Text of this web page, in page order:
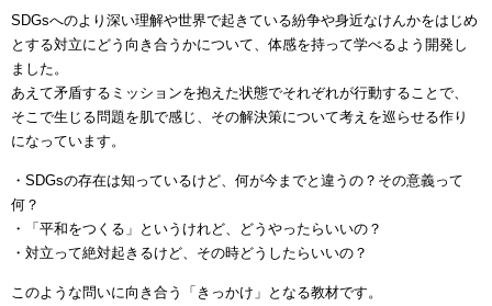
SDGsへのより深い理解や世界で起きている紛争や身近なけんかをはじめ
とする対立にどう向き合うかについて、体感を持って学べるよう開発し
ました。
あえて矛盾するミッションを抱えた状態でそれぞれが行動することで、
そこで生じる問題を肌で感じ、その解決策について考えを巡らせる作り
になっています。
・SDGsの存在は知っているけど、何が今までと違うの？その意義って
何？
・「平和をつくる」というけれど、どうやったらいいの？
・対立って絶対起きるけど、その時どうしたらいいの？
このような問いに向き合う「きっかけ」となる教材です。